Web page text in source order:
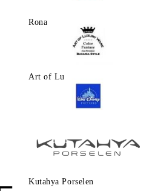
Rona
Art of Luxury Ware
Kutahya Porselen